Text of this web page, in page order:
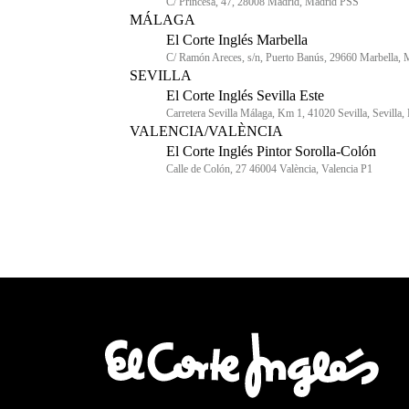
MÁLAGA
El Corte Inglés Marbella
C/ Ramón Areces, s/n, Puerto Banús, 29660 Marbella,
SEVILLA
El Corte Inglés Sevilla Este
Carretera Sevilla Málaga, Km 1, 41020 Sevilla, Sevilla,
VALENCIA/VALÈNCIA
El Corte Inglés Pintor Sorolla-Colón
Calle de Colón, 27 46004 València, Valencia P1